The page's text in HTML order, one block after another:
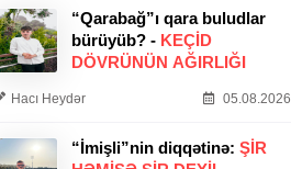
“Qarabağ”ı qara buludlar
bürüyüb? - KEÇID
DÖVRÜNÜN AĞIRLIĞI
Hacı Heydər 05.08.2026
“İmişli”nin diqqətinə: ŞIR